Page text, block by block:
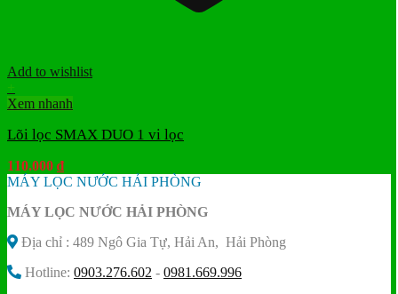
Add to wishlist
+
Xem nhanh
Lõi lọc SMAX DUO 1 vi lọc
110.000 ₫
MÁY LỌC NƯỚC HẢI PHÒNG
MÁY LỌC NƯỚC HẢI PHÒNG
Địa chỉ : 489 Ngô Gia Tự, Hải An, Hải Phòng
Hotline: 0903.276.602 - 0981.669.996